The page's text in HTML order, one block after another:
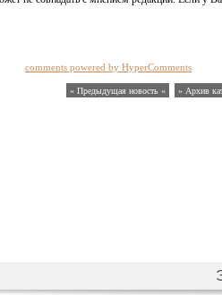
comments powered by HyperComments
« Предыдущая новость « » Архив